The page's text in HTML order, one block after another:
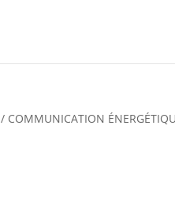
/ COMMUNICATION